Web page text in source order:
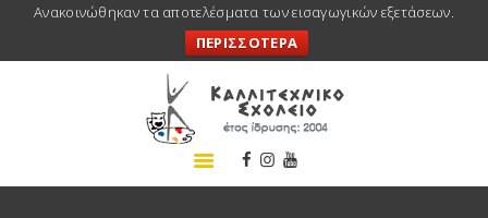
Ανακοινώθηκαν τα αποτελέσματα των εισαγωγικών εξετάσεων.
ΠΕΡΙΣΣΟΤΕΡΑ
ΣΧΟΛΕΙΟ
ΤΑ ΝΕΑ ΜΑΣ